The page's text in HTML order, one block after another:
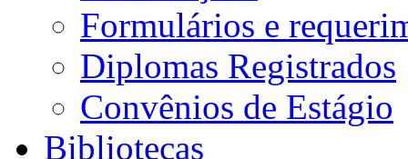
Formulários e
Diplomas Registrados
Convênios de Estágio
Bibliotecas